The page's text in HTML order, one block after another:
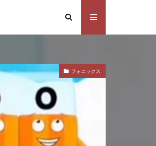
フォニックス